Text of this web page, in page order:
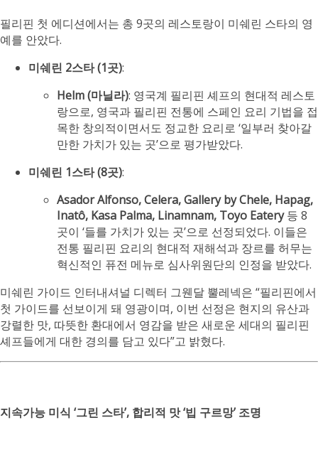
필리핀 첫 에디션에서는 총 9곳의 레스토랑이 미쉐린 스타의 영
예를 안았다.
미쉐린 2스타 (1곳):
Helm (마닐라): 영국계 필리핀 셰프의 현대적 레스토
랑으로, 영국과 필리핀 전통에 스페인 요리 기법을 접
목한 창의적이면서도 정교한 요리로 ‘일부러 찾아갈
만한 가치가 있는 곳’으로 평가받았다.
미쉐린 1스타 (8곳):
Asador Alfonso, Celera, Gallery by Chele, Hapag,
Inatô, Kasa Palma, Linamnam, Toyo Eatery등 8
곳이 ‘들를 가치가 있는 곳’으로 선정되었다. 이들은
전통 필리핀 요리의 현대적 재해석과 장르를 허무는
혁신적인 퓨전 메뉴로 심사위원단의 인정을 받았다.
미쉐린 가이드 인터내셔널 디렉터 그웬달 뿔레넥은 “필리핀에서
첫 가이드를 선보이게 돼 영광이며, 이번 선정은 현지의 유산과
강렬한 맛, 따뜻한 환대에서 영감을 받은 새로운 세대의 필리핀
셰프들에게 대한 경의를 담고 있다”고 밝혔다.
지속가능 미식 ‘그린 스타’, 합리적 맛 ‘빕 구르망’ 조명